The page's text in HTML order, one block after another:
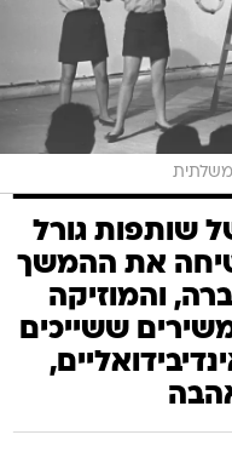
שותפות גורל
את ההמשך
והמוזיקה
ששייכים